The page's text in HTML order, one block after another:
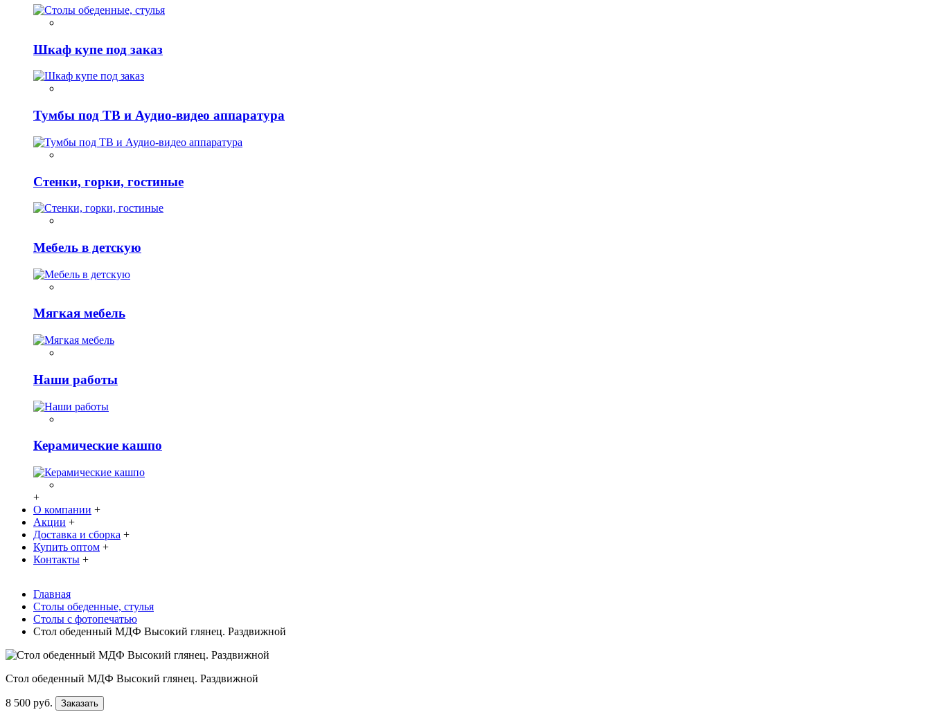
Шкаф купе под заказ
Тумбы под ТВ и Аудио-видео аппаратура
Стенки, горки, гостиные
Мебель в детскую
Мягкая мебель
Наши работы
Керамические кашпо
+
О компании +
Акции +
Доставка и сборка +
Купить оптом +
Контакты +
Главная
Столы обеденные, стулья
Столы с фотопечатью
Стол обеденный МДФ Высокий глянец. Раздвижной
Стол обеденный МДФ Высокий глянец. Раздвижной
8 500 руб. Заказать